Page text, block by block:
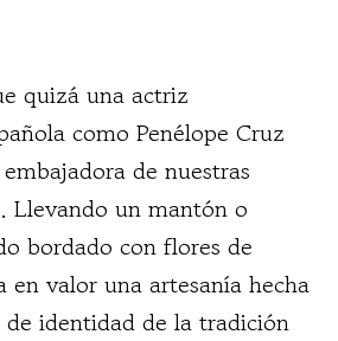
quizá una actriz
como Penélope Cruz
de nuestras
Llevando un mantón o
bordado con flores de
valor una artesanía hecha
de identidad de la tradición